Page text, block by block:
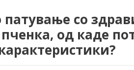
патување со
од каде